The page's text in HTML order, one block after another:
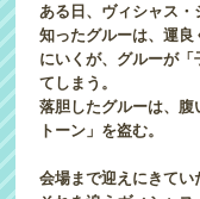
ある日、ヴィシャス
知ったグルーは、運
にいくが、グルーが
てしまう。
落胆したグルーは、
トーン」を盗む。
会場まで迎えにきてい